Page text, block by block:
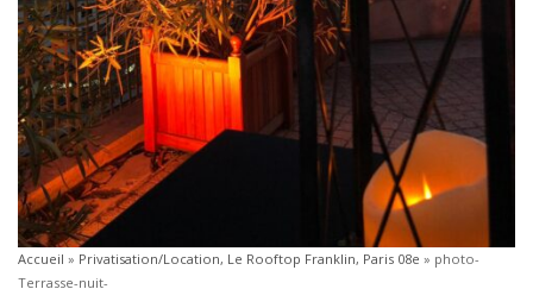
Accueil » Privatisation/Location, Le Rooftop Franklin, Paris 08e » photo-
Terrasse-nuit-